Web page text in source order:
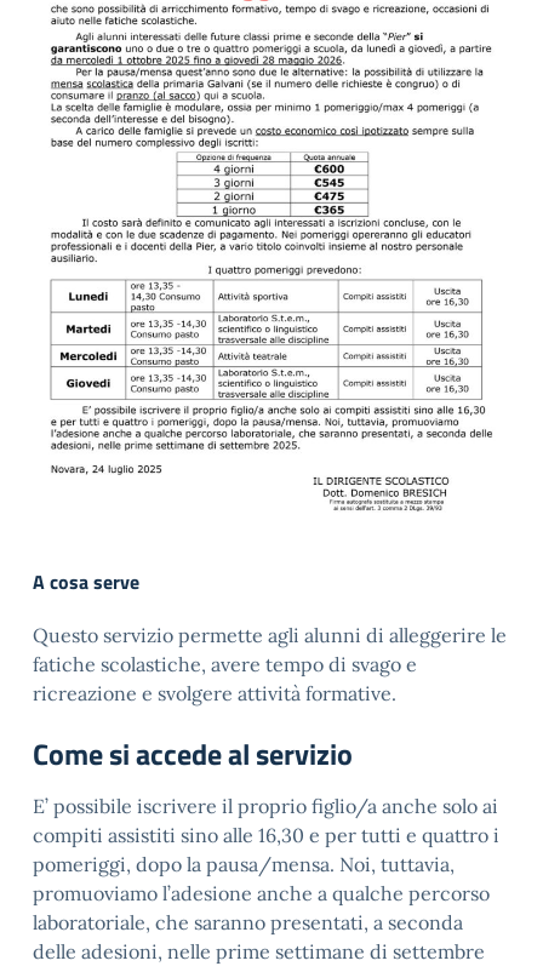
A cosa serve
Questo servizio permette agli alunni di alleggerire le
fatiche scolastiche, avere tempo di svago e
ricreazione e svolgere attività formative.
Come si accede al servizio
E’ possibile iscrivere il proprio figlio/a anche solo ai
compiti assistiti sino alle 16,30 e per tutti e quattro i
pomeriggi, dopo la pausa/mensa. Noi, tuttavia,
promuoviamo l’adesione anche a qualche percorso
laboratoriale, che saranno presentati, a seconda
delle adesioni, nelle prime settimane di settembre